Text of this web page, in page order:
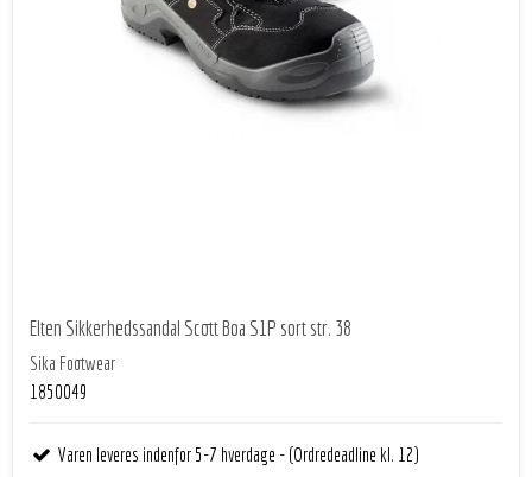
Elten Sikkerhedssandal Scott Boa S1P sort str. 38
Sika Footwear
1850049
Varen leveres indenfor 5-7 hverdage - (Ordredeadline kl. 12)